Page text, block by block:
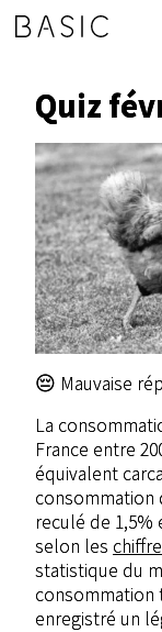
Quiz
😔 Mauvaise
La
France entre
équivalent
consommation
reculé de 1,5%
selon les
statistique du
consommation
enregistré un